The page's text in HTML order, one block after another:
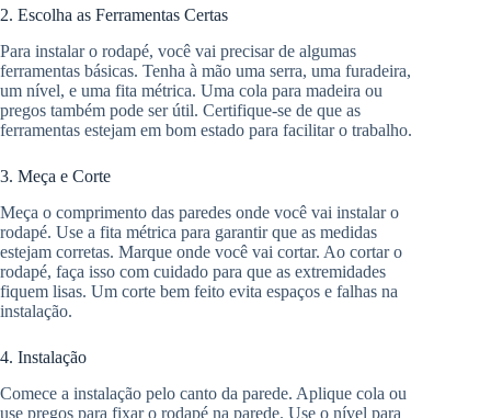
2. Escolha as Ferramentas Certas
Para instalar o rodapé, você vai precisar de algumas
ferramentas básicas. Tenha à mão uma serra, uma furadeira,
um nível, e uma fita métrica. Uma cola para madeira ou
pregos também pode ser útil. Certifique-se de que as
ferramentas estejam em bom estado para facilitar o trabalho.
3. Meça e Corte
Meça o comprimento das paredes onde você vai instalar o
rodapé. Use a fita métrica para garantir que as medidas
estejam corretas. Marque onde você vai cortar. Ao cortar o
rodapé, faça isso com cuidado para que as extremidades
fiquem lisas. Um corte bem feito evita espaços e falhas na
instalação.
4. Instalação
Comece a instalação pelo canto da parede. Aplique cola ou
use pregos para fixar o rodapé na parede. Use o nível para